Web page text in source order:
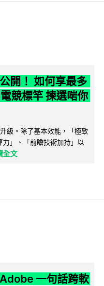
開！ 如何享最多
競標竿 揀選啱你
級。除了基本效能，「極致
」、「前瞻技術加持」以
全文
一句話跨軟